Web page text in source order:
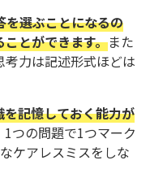
を選ぶことになるの
とができます。また
力は記述形式ほどは
記憶しておく能力が
1つの問題で1つマーク
ケアレスミスをしな